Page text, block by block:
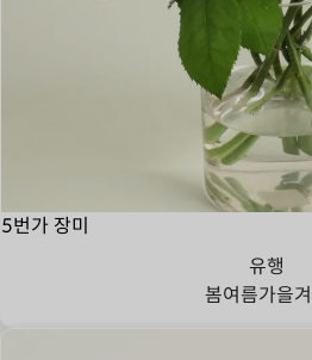
5번가 장미
유행
봄여름가을